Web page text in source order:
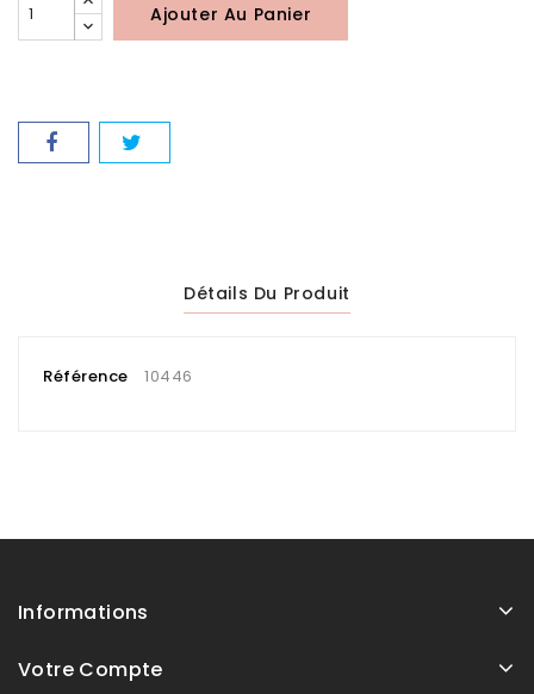
Ajouter Au Panier
Détails Du Produit
Référence 10446
Informations
Votre Compte